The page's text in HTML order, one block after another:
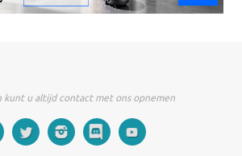
kunt u altijd contact met ons opnemen